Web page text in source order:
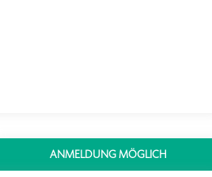
ANMELDUNG MÖGLICH